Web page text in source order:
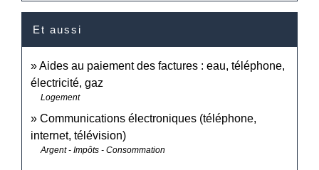
Et aussi
Aides au paiement des factures : eau, téléphone,
électricité, gaz
Logement
Communications électroniques (téléphone,
internet, télévision)
Argent - Impôts - Consommation